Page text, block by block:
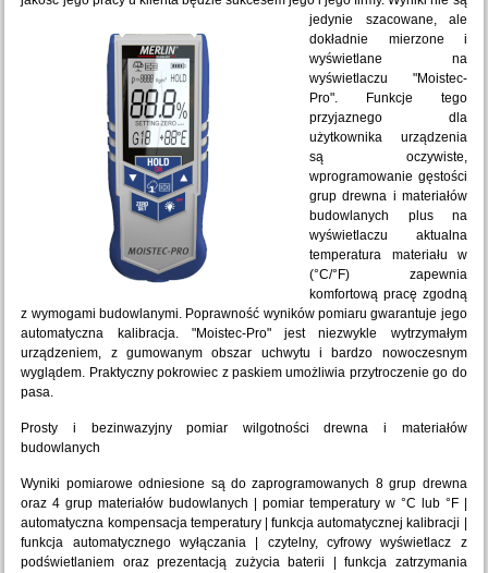
jedynie szacowane, ale
dokładnie mierzone i
wyświetlane na
wyświetlaczu "Moistec-
Pro". Funkcje tego
przyjaznego dla
użytkownika urządzenia
są oczywiste,
wprogramowanie gęstości
grup drewna i materiałów
budowlanych plus na
wyświetlaczu aktualna
temperatura materiału w
(°C/°F) zapewnia
komfortową pracę zgodną
z wymogami budowlanymi. Poprawność wyników pomiaru gwarantuje jego
automatyczna kalibracja. "Moistec-Pro" jest niezwykle wytrzymałym
urządzeniem, z gumowanym obszar uchwytu i bardzo nowoczesnym
wyglądem. Praktyczny pokrowiec z paskiem umożliwia przytroczenie go do
pasa.
Prosty i bezinwazyjny pomiar wilgotności drewna i materiałów
budowlanych
Wyniki pomiarowe odniesione są do zaprogramowanych 8 grup drewna
oraz 4 grup materiałów budowlanych | pomiar temperatury w °C lub °F |
automatyczna kompensacja temperatury | funkcja automatycznej kalibracji |
funkcja automatycznego wyłączania | czytelny, cyfrowy wyświetlacz z
podświetlaniem oraz prezentacją zużycia baterii | funkcja zatrzymania